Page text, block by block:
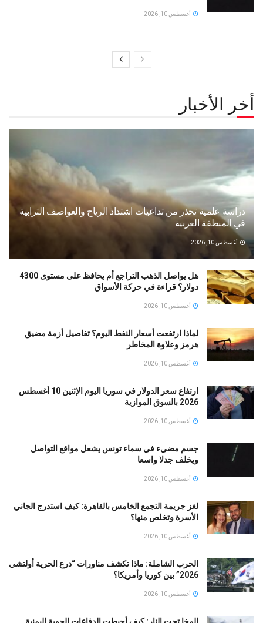
أغسطس 10, 2026
أخر الأخبار
دراسة علمية تحذر من تداعيات اشتداد الرياح والعواصف الترابية
في المنطقة العربية
أغسطس 10, 2026
هل يواصل الذهب التراجع أم يحافظ على مستوى 4300
دولار؟ قراءة في حركة الأسواق
أغسطس 10, 2026
لماذا ارتفعت أسعار النفط اليوم؟ تفاصيل أزمة مضيق
هرمز وعلاوة المخاطر
أغسطس 10, 2026
ارتفاع سعر الدولار في سوريا اليوم الإثنين 10 أغسطس
2026 بالسوق الموازية
أغسطس 10, 2026
جسم مضيء في سماء تونس يشعل مواقع التواصل
ويخلف جدلا واسعا
أغسطس 10, 2026
لغز جريمة التجمع الخامس بالقاهرة: كيف استدرج الجاني
الأسرة وتخلص منها؟
أغسطس 10, 2026
الحرب الشاملة: ماذا تكشف مناورات “درع الحرية أولتشي
2026” بين كوريا وأمريكا؟
أغسطس 10, 2026